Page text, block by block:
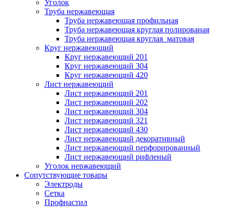
Уголок
Труба нержавеющая
Труба нержавеющая профильная
Труба нержавеющая круглая полированая
Труба нержавеющая круглая матовая
Круг нержавеющий
Круг нержавеющий 201
Круг нержавеющий 304
Круг нержавеющий 420
Лист нержавеющий
Лист нержавеющий 201
Лист нержавеющий 202
Лист нержавеющий 304
Лист нержавеющий 321
Лист нержавеющий 430
Лист нержавеющий декоративный
Лист нержавеющий перфорированный
Лист нержавеющий рифленый
Уголок нержавеющий
Cопутствующие товары
Электроды
Сетка
Профнастил